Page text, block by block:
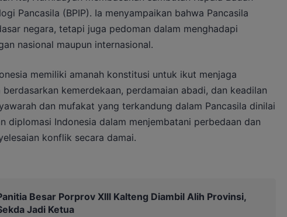
Pancasila (BPIP). Ia menyampaikan bahwa Pancasila
negara, tetapi juga pedoman dalam menghadapi
nasional maupun internasional.
memiliki amanah konstitusi untuk ikut menjaga
kemerdekaan, perdamaian abadi, dan keadilan
dan mufakat yang terkandung dalam Pancasila dinilai
diplomasi Indonesia dalam menjembatani perbedaan dan
konflik secara damai.
Besar Porprov Xlll Kalteng Diambil Alih Provinsi,
Jadi Ketua